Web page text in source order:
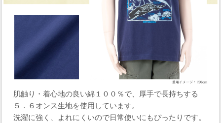
肌触り・着心地の良い綿１００％で、厚手で長持ちする
５．６オンス生地を使用しています。
洗濯に強く、よれにくいので日常使いにもぴったりです。